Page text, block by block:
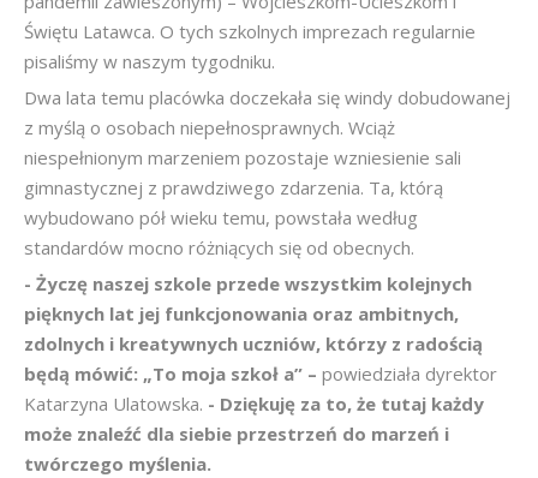
Świętu Latawca. O tych szkolnych imprezach regularnie
pisaliśmy w naszym tygodniku.
Dwa lata temu placówka doczekała się windy dobudowanej
z myślą o osobach niepełnosprawnych. Wciąż
niespełnionym marzeniem pozostaje wzniesienie sali
gimnastycznej z prawdziwego zdarzenia. Ta, którą
wybudowano pół wieku temu, powstała według
standardów mocno różniących się od obecnych.
- Życzę naszej szkole przede wszystkim kolejnych
pięknych lat jej funkcjonowania oraz ambitnych,
zdolnych i kreatywnych uczniów, którzy z radością
będą mówić: „To moja szkoł a” – powiedziała dyrektor
Katarzyna Ulatowska. - Dziękuję za to, że tutaj każdy
może znaleźć dla siebie przestrzeń do marzeń i
twórczego myślenia.